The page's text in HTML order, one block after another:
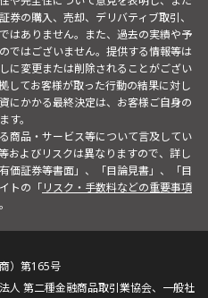
の購入、売却、デリバティブ取引、
はありません。また、過去の実績や予
ではございません。提供する情報等は
に変更または削除されることがござい
してお客様が取った行動の結果に対し
にかかる最終決定は、お客様ご自身の
。
商品・サービス等について言及してい
およびリスクは異なりますので、詳し
価証券等書面」、「目論見書」、「目
トの「リスク・手数料などの重要事項
）第165号
人 第二種金融商品取引業協会、一般社